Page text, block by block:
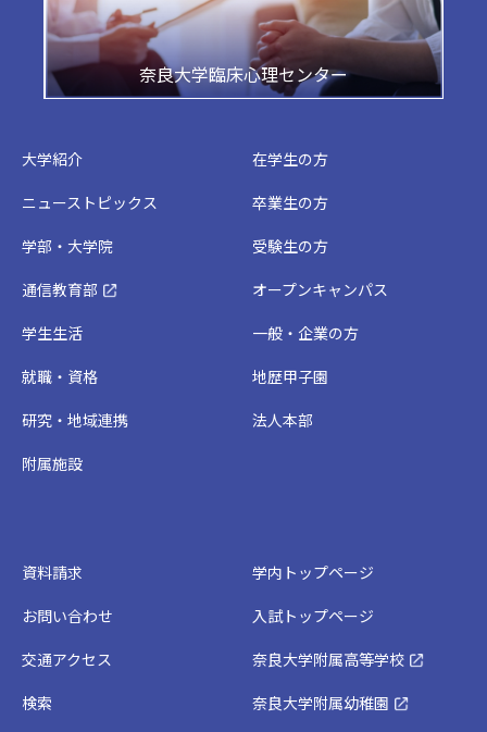
奈良大学臨床心理センター
大学紹介
ニューストピックス
学部・大学院
通信教育部
学生生活
就職・資格
研究・地域連携
附属施設
在学生の方
卒業生の方
受験生の方
オープンキャンパス
一般・企業の方
地歴甲子園
法人本部
資料請求
お問い合わせ
交通アクセス
検索
学内トップページ
入試トップページ
奈良大学附属高等学校
奈良大学附属幼稚園